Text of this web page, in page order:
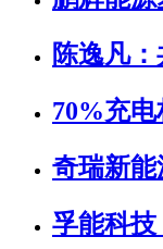
陈逸凡
70%充
奇瑞新
孚能科